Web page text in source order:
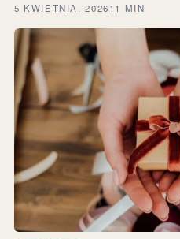
5 KWIETNIA, 202611 MIN